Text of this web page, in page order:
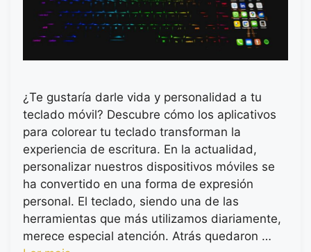
¿Te gustaría darle vida y personalidad a tu
teclado móvil? Descubre cómo los aplicativos
para colorear tu teclado transforman la
experiencia de escritura. En la actualidad,
personalizar nuestros dispositivos móviles se
ha convertido en una forma de expresión
personal. El teclado, siendo una de las
herramientas que más utilizamos diariamente,
merece especial atención. Atrás quedaron …